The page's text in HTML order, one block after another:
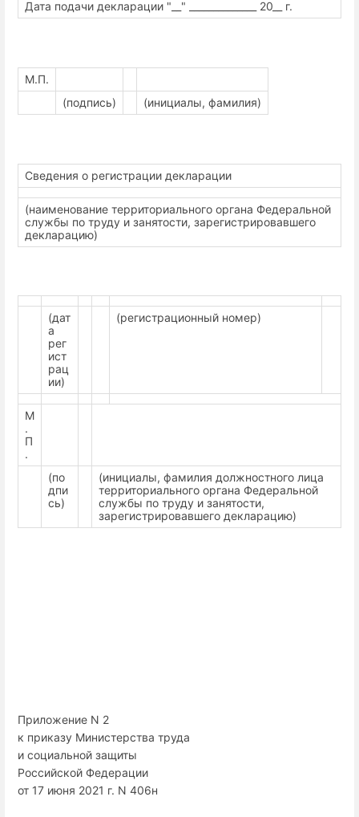
Дата подачи декларации "__" ______________ 20__ г.
М.П.
(подпись)
(инициалы, фамилия)
Сведения о регистрации декларации
(наименование территориального органа Федеральной
службы по труду и занятости, зарегистрировавшего
декларацию)
(дат
а
рег
ист
рац
ии)
(регистрационный номер)
М
.
П
.
(по
дпи
сь)
(инициалы, фамилия должностного лица
территориального органа Федеральной
службы по труду и занятости,
зарегистрировавшего декларацию)
Приложение N 2
к приказу Министерства труда
и социальной защиты
Российской Федерации
от 17 июня 2021 г. N 406н